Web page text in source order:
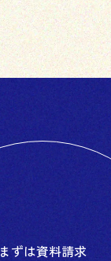
まずは資料請求